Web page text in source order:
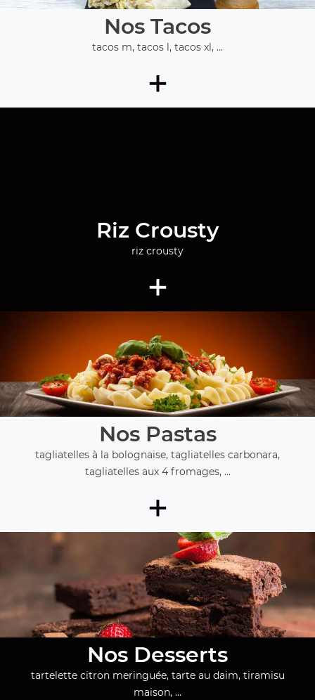
Nos Tacos
tacos m, tacos l, tacos xl, ...
+
Riz Crousty
riz crousty
+
Nos Pastas
tagliatelles à la bolognaise, tagliatelles carbonara,
tagliatelles aux 4 fromages, ...
+
Nos Desserts
tartelette citron meringuée, tarte au daim, tiramisu
maison, ...